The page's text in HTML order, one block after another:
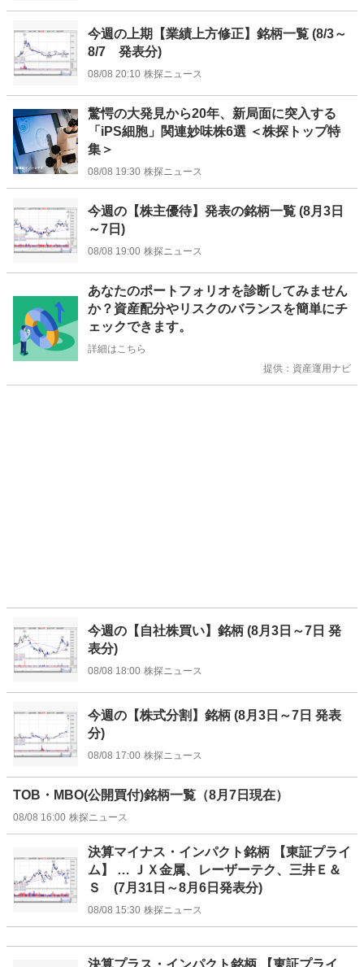
今週の上期【業績上方修正】銘柄一覧 (8/3～
8/7 発表分)
08/08 20:10 株探ニュース
驚愕の大発見から20年、新局面に突入する
「iPS細胞」関連妙味株6選 ＜株探トップ特
集＞
08/08 19:30 株探ニュース
今週の【株主優待】発表の銘柄一覧 (8月3日
～7日)
08/08 19:00 株探ニュース
あなたのポートフォリオを診断してみません
か？資産配分やリスクのバランスを簡単にチ
ェックできます。
詳細はこちら
提供：資産運用ナビ
今週の【自社株買い】銘柄 (8月3日～7日 発
表分)
08/08 18:00 株探ニュース
今週の【株式分割】銘柄 (8月3日～7日 発表
分)
08/08 17:00 株探ニュース
TOB・MBO(公開買付)銘柄一覧（8月7日現在）
08/08 16:00 株探ニュース
決算マイナス・インパクト銘柄 【東証プライ
ム】 … ＪＸ金属、レーザーテク、三井Ｅ＆
Ｓ (7月31日～8月6日発表分)
08/08 15:30 株探ニュース